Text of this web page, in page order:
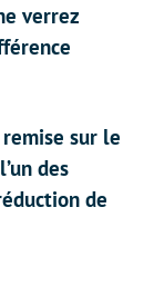
verrez
sur le
des
de